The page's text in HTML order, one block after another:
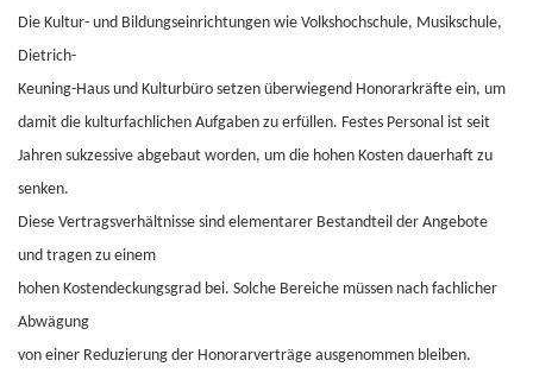
Die Kultur- und Bildungseinrichtungen wie Volkshochschule, Musikschule,
Dietrich-
Keuning-Haus und Kulturbüro setzen überwiegend Honorarkräfte ein, um
damit die kulturfachlichen Aufgaben zu erfüllen. Festes Personal ist seit
Jahren sukzessive abgebaut worden, um die hohen Kosten dauerhaft zu
senken.
Diese Vertragsverhältnisse sind elementarer Bestandteil der Angebote
und tragen zu einem
hohen Kostendeckungsgrad bei. Solche Bereiche müssen nach fachlicher
Abwägung
von einer Reduzierung der Honorarverträge ausgenommen bleiben.